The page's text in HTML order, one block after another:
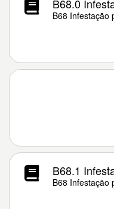
B68.0
B68 Infestação
B68.1
B68 Infestação